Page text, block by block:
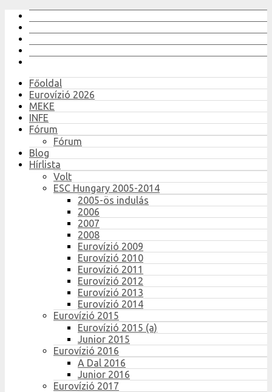
Főoldal
Eurovízió 2026
MEKE
INFE
Fórum
Fórum
Blog
Hírlista
Volt
ESC Hungary 2005-2014
2005-ös indulás
2006
2007
2008
Eurovízió 2009
Eurovízió 2010
Eurovízió 2011
Eurovízió 2012
Eurovízió 2013
Eurovízió 2014
Eurovízió 2015
Eurovízió 2015 (a)
Junior 2015
Eurovízió 2016
A Dal 2016
Junior 2016
Eurovízió 2017